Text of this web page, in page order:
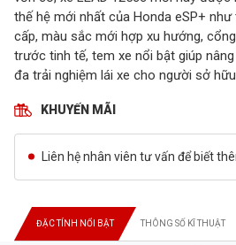
thế hệ mới nhất của Honda eSP+
cấp, màu sắc mới hợp xu hướng,
trước tinh tế, tem xe nổi bật giúp
đa trải nghiệm lái xe cho người sở
KHUYẾN MÃI
Liên hệ nhân viên tư vấn để biết
ĐẶC TÍNH NỔI BẬT THÔNG SỐ KĨ THUẬT